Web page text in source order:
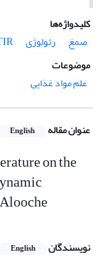
کلیدواژه‌ها
صمغ
رئولوژی
موضوعات
علم مواد غذایی
عنوان مقاله English
on the
نویسندگان English